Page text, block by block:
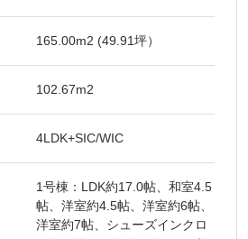
165.00m2 (49.91坪）
102.67m2
4LDK+SIC/WIC
1号棟：LDK約17.0帖、和室4.5
帖、洋室約4.5帖、洋室約6帖、
洋室約7帖、シューズインクロ